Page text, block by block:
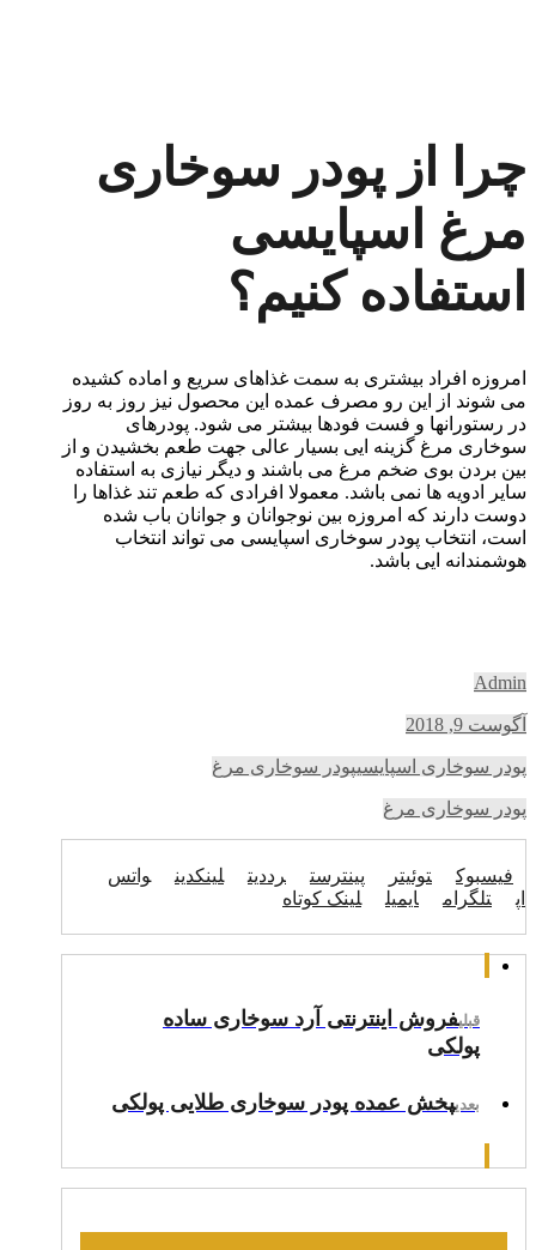
چرا از پودر سوخاری
مرغ اسپایسی
استفاده کنیم؟
امروزه افراد بیشتری به سمت غذاهای سریع و اماده کشیده
می شوند از این رو مصرف عمده این محصول نیز روز به روز
در رستورانها و فست فودها بیشتر می شود. پودرهای
سوخاری مرغ گزینه ایی بسیار عالی جهت طعم بخشیدن و از
بین بردن بوی ضخم مرغ می باشند و دیگر نیازی به استفاده
سایر ادویه ها نمی باشد. معمولا افرادی که طعم تند غذاها را
دوست دارند که امروزه بین نوجوانان و جوانان باب شده
است، انتخاب پودر سوخاری اسپایسی می تواند انتخاب
هوشمندانه ایی باشد.
Admin
آگوست 9, 2018
پودر سوخاری اسپایسیپودر سوخاری مرغ
پودر سوخاری مرغ
فیسبوک توئیتر پینترست رددیت لینکدین
واتس
اپ
تلگرام ایمیل لینک کوتاه
قبلیفروش اینترنتی آرد سوخاری ساده
پولکی
بعدیپخش عمده پودر سوخاری طلایی پولکی